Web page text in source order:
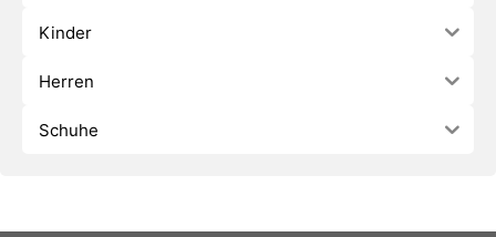
Kinder
Herren
Schuhe